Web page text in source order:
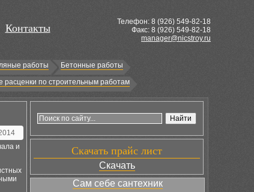
Контакты
Телефон: 8 (926) 549-82-18
Факс: 8 (926) 549-82-18
manager@nicstroy.ru
работы
Бетонные работы
расценки по строительным работам
и
Скачать прайс лист
Скачать
Сам себе сантехник